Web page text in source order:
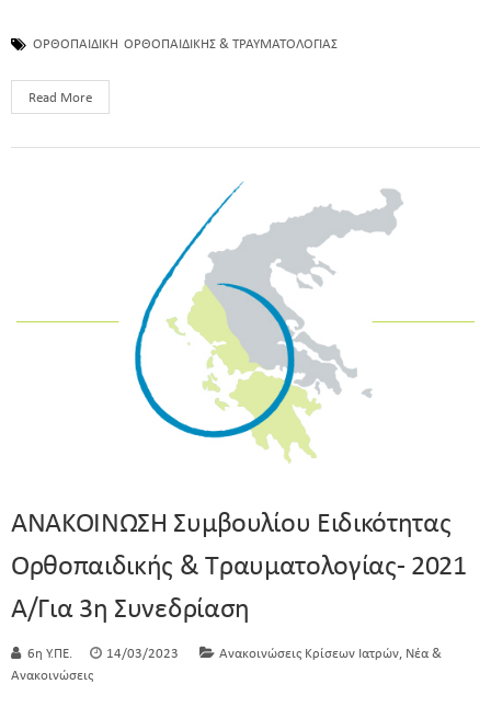
ΟΡΘΟΠΑΙΔΙΚΗ ΟΡΘΟΠΑΙΔΙΚΗΣ & ΤΡΑΥΜΑΤΟΛΟΓΙΑΣ
Read More
ΑΝΑΚΟΙΝΩΣΗ Συμβουλίου Ειδικότητας
Ορθοπαιδικής & Τραυματολογίας- 2021
A/για 3η Συνεδρίαση
6η Υ.ΠΕ. 14/03/2023 Ανακοινώσεις Κρίσεων Ιατρών, Νέα &
Ανακοινώσεις